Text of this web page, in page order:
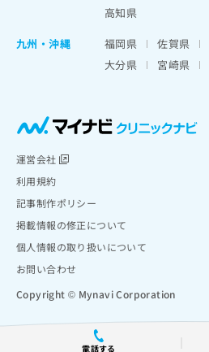
電話する
高知県
九州・沖縄
福岡県 佐賀県
大分県
宮崎県
運営会社
利用規約
記事制作ポリシー
掲載情報の修正について
個人情報の取り扱いについて
お問い合わせ
Copyright © Mynavi Corporation